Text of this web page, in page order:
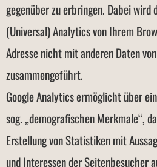
gegenüber zu erbringen. Dabei wird
(Universal) Analytics von Ihrem
Adresse nicht mit anderen Daten
zusammengeführt.
Google Analytics ermöglicht über
sog. „demografischen Merkmale“,
Erstellung von Statistiken mit
und Interessen der Seitenbesucher